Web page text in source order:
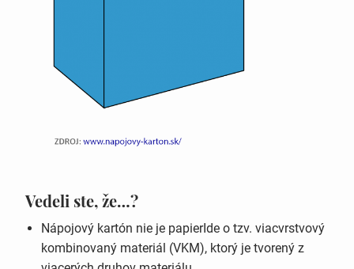
Vedeli ste, že…?
Nápojový kartón nie je papierIde o tzv. viacvrstvový
kombinovaný materiál (VKM), ktorý je tvorený z